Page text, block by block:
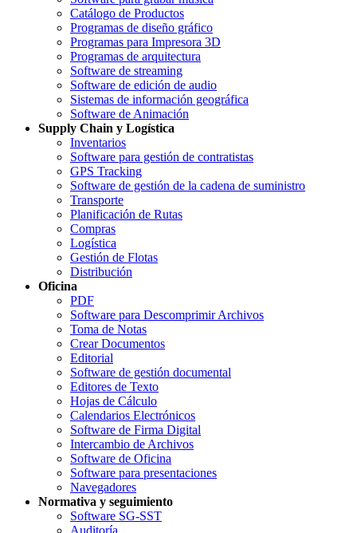
Catálogo de Productos
Programas de diseño gráfico
Programas para Impresora 3D
Programas de arquitectura
Software de streaming
Software de edición de audio
Sistemas de información geográfica
Software de Animación
Supply Chain y Logística
Inventarios
Software para gestión de contratistas
GPS Tracking
Software de gestión de la cadena de suministro
Transporte
Planificación de Rutas
Compras
Logística
Gestión de Flotas
Distribución
Oficina
PDF
Software para Descomprimir Archivos
Toma de Notas
Crear Documentos
Editorial
Software de gestión documental
Editores de Texto
Hojas de Cálculo
Calendarios Electrónicos
Software de Firma Digital
Intercambio de Archivos
Software de Oficina
Software para presentaciones
Navegadores
Normativa y seguimiento
Software SG-SST